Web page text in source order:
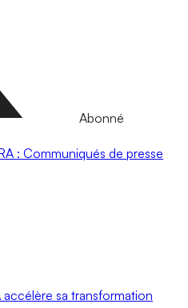
Abonné
: Communiqués de presse
sa transformation